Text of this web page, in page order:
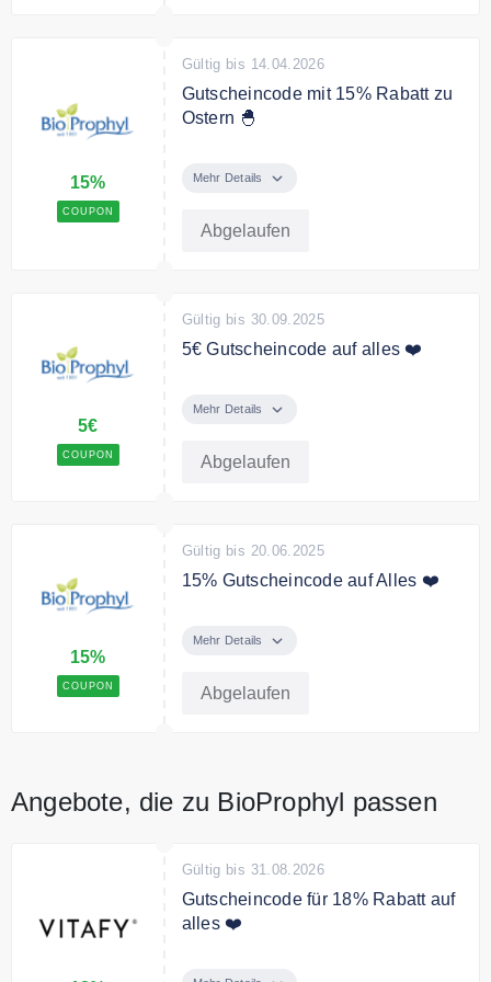
15%
COUPON
Gültig bis 14.04.2026
Gutscheincode mit 15% Rabatt zu
Ostern 🐣
Rabatt auf alles mit dem Code
Mehr Details
Abgelaufen
5€
COUPON
Gültig bis 30.09.2025
5€ Gutscheincode auf alles ❤️
gesamte Sortiment
Mehr Details
Abgelaufen
15%
COUPON
Gültig bis 20.06.2025
15% Gutscheincode auf Alles ❤️
Kasse und sichern Sie sich 15%
Mehr Details
Abgelaufen
Angebote, die zu BioProphyl passen
Gültig bis 31.08.2026
Gutscheincode für 18% Rabatt auf
alles ❤️